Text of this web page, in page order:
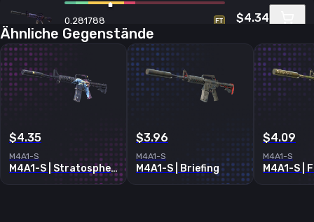
0.281788 FT $4.34
$4.34
Ähnliche Gegenstände
$4.35
M4A1-S
M4A1-S | Stratosphere
$3.96
M4A1-S
M4A1-S | Briefing
$4.09
M4A1-S
M4A1-S |